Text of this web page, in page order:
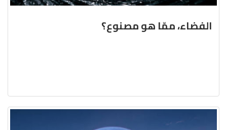
الفضاء، ممّا هو مصنوع؟